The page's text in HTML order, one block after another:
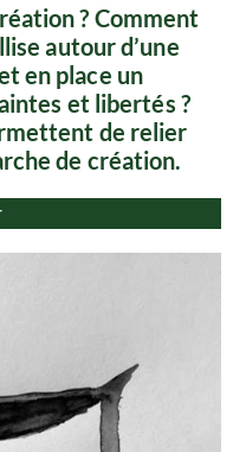
? Comment
autour d’une
en place un
et libertés ?
de relier
de création.